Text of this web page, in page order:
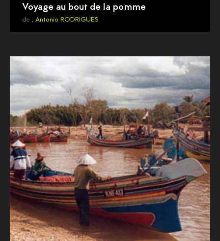
Voyage au bout de la pomme
de , Antonio RODRIGUES